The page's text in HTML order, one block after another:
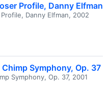
Profile, Danny Elfman
Danny Elfman, 2002
Symphony, Op. 37
Symphony, Op. 37, 2001